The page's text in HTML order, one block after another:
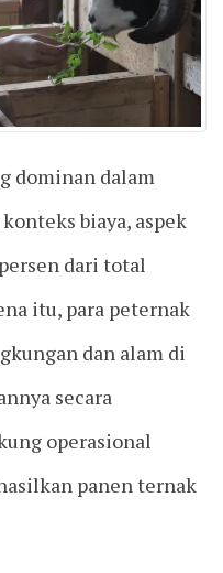
dominan dalam
biaya, aspek
dari total
itu, para peternak
dan alam di
secara
operasional
panen ternak